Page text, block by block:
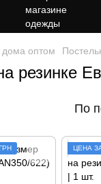
дома оптом
резинке
По
ЦЕНА